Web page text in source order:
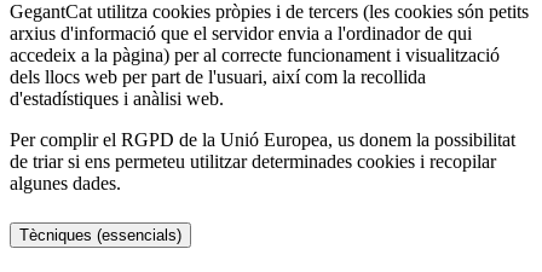
GegantCat utilitza cookies pròpies i de tercers (les cookies són petits
arxius d'informació que el servidor envia a l'ordinador de qui
accedeix a la pàgina) per al correcte funcionament i visualització
dels llocs web per part de l'usuari, així com la recollida
d'estadístiques i anàlisi web.
Per complir el RGPD de la Unió Europea, us donem la possibilitat
de triar si ens permeteu utilitzar determinades cookies i recopilar
algunes dades.
Tècniques (essencials)